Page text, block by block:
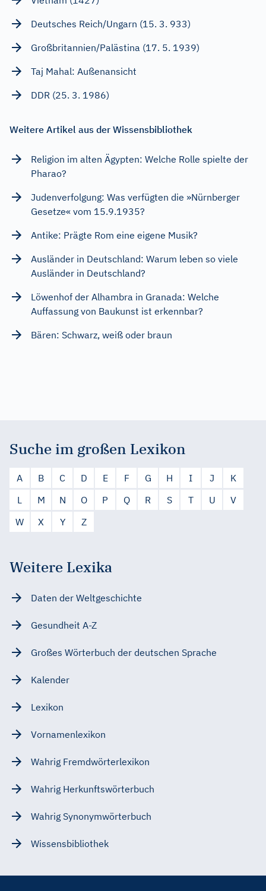
Deutsches Reich/Ungarn (15. 3. 933)
Großbritannien/Palästina (17. 5. 1939)
Taj Mahal: Außenansicht
DDR (25. 3. 1986)
Weitere Artikel aus der Wissensbibliothek
Religion im alten Ägypten: Welche Rolle spielte der
Pharao?
Judenverfolgung: Was verfügten die »Nürnberger
Gesetze« vom 15.9.1935?
Antike: Prägte Rom eine eigene Musik?
Ausländer in Deutschland: Warum leben so viele
Ausländer in Deutschland?
Löwenhof der Alhambra in Granada: Welche
Auffassung von Baukunst ist erkennbar?
Bären: Schwarz, weiß oder braun
Suche im großen Lexikon
A B C D E F G H I J
K
L
M N O P Q R S T U
V
W
X Y Z
Weitere Lexika
Daten der Weltgeschichte
Gesundheit A-Z
Großes Wörterbuch der deutschen Sprache
Kalender
Lexikon
Vornamenlexikon
Wahrig Fremdwörterlexikon
Wahrig Herkunftswörterbuch
Wahrig Synonymwörterbuch
Wissensbibliothek